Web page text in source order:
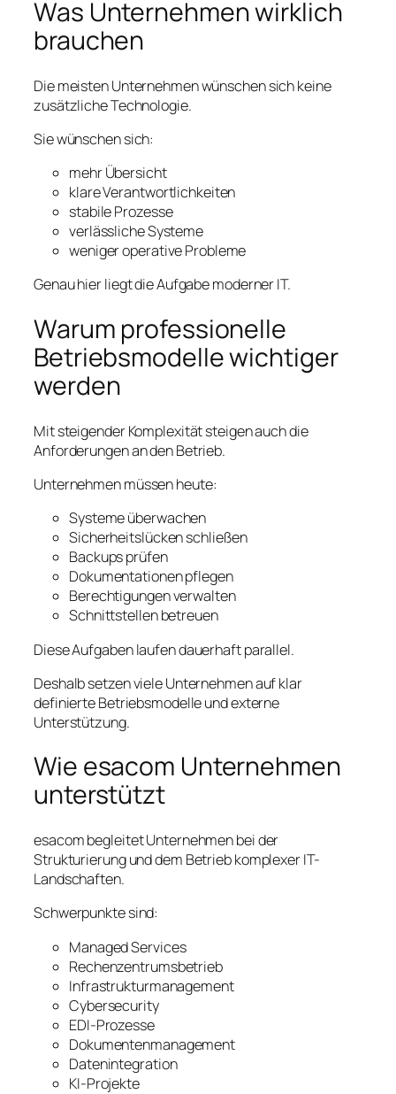
Was Unternehmen wirklich
brauchen
Die meisten Unternehmen wünschen sich keine
zusätzliche Technologie.
Sie wünschen sich:
mehr Übersicht
klare Verantwortlichkeiten
stabile Prozesse
verlässliche Systeme
weniger operative Probleme
Genau hier liegt die Aufgabe moderner IT.
Warum professionelle
Betriebsmodelle wichtiger
werden
Mit steigender Komplexität steigen auch die
Anforderungen an den Betrieb.
Unternehmen müssen heute:
Systeme überwachen
Sicherheitslücken schließen
Backups prüfen
Dokumentationen pflegen
Berechtigungen verwalten
Schnittstellen betreuen
Diese Aufgaben laufen dauerhaft parallel.
Deshalb setzen viele Unternehmen auf klar
definierte Betriebsmodelle und externe
Unterstützung.
Wie esacom Unternehmen
unterstützt
esacom begleitet Unternehmen bei der
Strukturierung und dem Betrieb komplexer IT-
Landschaften.
Schwerpunkte sind:
Managed Services
Rechenzentrumsbetrieb
Infrastrukturmanagement
Cybersecurity
EDI-Prozesse
Dokumentenmanagement
Datenintegration
KI-Projekte